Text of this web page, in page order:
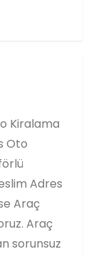
Kiralama
Oto
Adres
Araç
Araç
sorunsuz